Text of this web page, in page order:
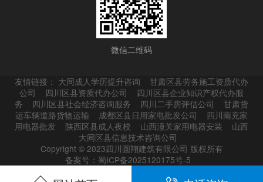
微信二维码
友情链接： 大同成人学历提升咨询
甘肃区县劳务施工资质代办
公司
四川区县资质代办公司
四川区县企业知识产权代办服
务
四川区县社会经济咨询服务 四川二手房评估公司
甘肃货
运车辆道路货物运输
成都区县日用家电批发公司
四川南充家
用电器批发
陕西区县成人夜校 山西潼关家用电器安装
山西
大同区县信息技术咨询公司
Copyright © 2023四川圆翔建筑有限公司 版权所有
备案号：蜀ICP备2025120175号-5